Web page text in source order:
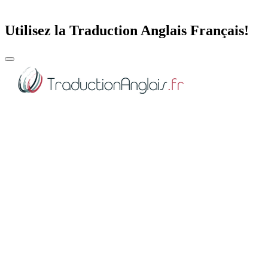
Utilisez la Traduction Anglais Français!